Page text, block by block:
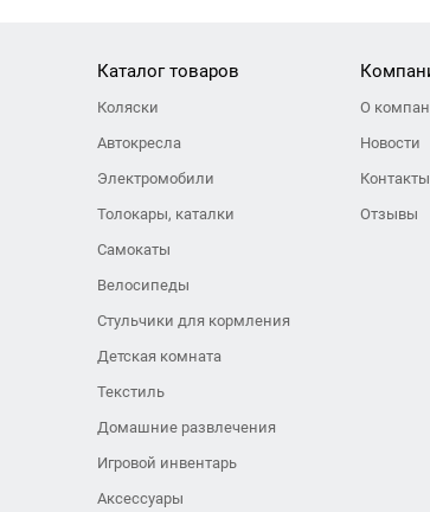
Каталог товаров
Коляски
Автокресла
Электромобили
Толокары, каталки
Самокаты
Велосипеды
Стульчики для кормления
Детская комната
Текстиль
Домашние развлечения
Игровой инвентарь
Аксессуары
О
Новости
Контакты
Отзывы